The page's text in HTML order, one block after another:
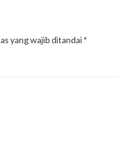
yang wajib ditandai *